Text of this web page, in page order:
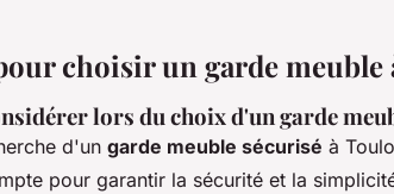
choisir un garde meuble
lors du choix d'un garde
d'un garde meuble sécurisé à
pour garantir la sécurité et la